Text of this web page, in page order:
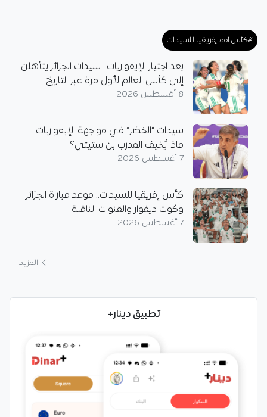
#كأس أمم إفريقيا للسيدات
بعد اجتياز الإيفواريات.. سيدات الجزائر يتأهلن
إلى كأس العالم لأول مرة عبر التاريخ
8 أغسطس 2026
سيدات “الخضر” في مواجهة الإيفواريات..
ماذا يُخيف المدرب بن ستيتي؟
7 أغسطس 2026
كأس إفريقيا للسيدات.. موعد مباراة الجزائر
وكوت ديفوار والقنوات الناقلة
7 أغسطس 2026
المزيد
تطبيق دينار+